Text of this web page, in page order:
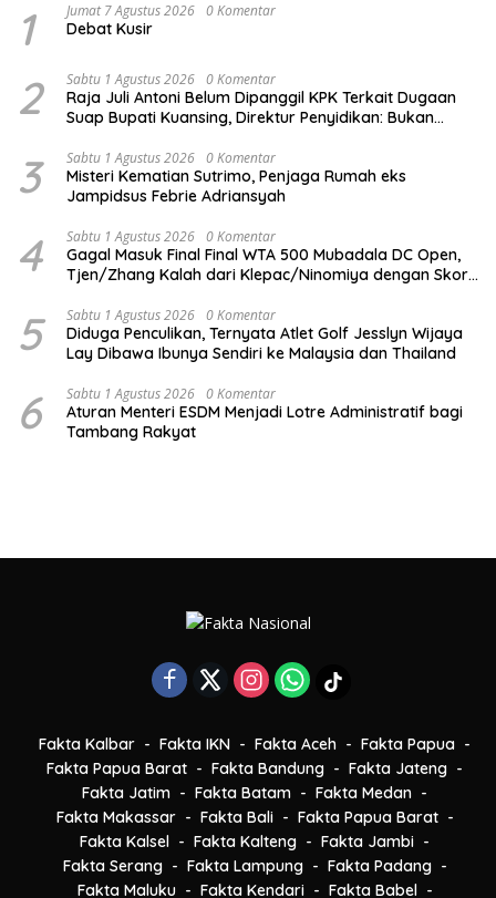
1 Jumat 7 Agustus 2026 0 Komentar
Debat Kusir
2 Sabtu 1 Agustus 2026 0 Komentar
Raja Juli Antoni Belum Dipanggil KPK Terkait Dugaan
Suap Bupati Kuansing, Direktur Penyidikan: Bukan
3 Sabtu 1 Agustus 2026 0 Komentar
Misteri Kematian Sutrimo, Penjaga Rumah eks
Jampidsus Febrie Adriansyah
4 Sabtu 1 Agustus 2026 0 Komentar
Gagal Masuk Final Final WTA 500 Mubadala DC Open,
Tjen/Zhang Kalah dari Klepac/Ninomiya dengan Skor
5 Sabtu 1 Agustus 2026 0 Komentar
Diduga Penculikan, Ternyata Atlet Golf Jesslyn Wijaya
Lay Dibawa Ibunya Sendiri ke Malaysia dan Thailand
6 Sabtu 1 Agustus 2026 0 Komentar
Aturan Menteri ESDM Menjadi Lotre Administratif bagi
Tambang Rakyat
Fakta Kalbar Fakta IKN Fakta Aceh
Fakta Papua
Fakta Papua Barat
Fakta Bandung
Fakta Jateng
Fakta Jatim
Fakta Batam
Fakta Medan
Fakta Makassar
Fakta Bali
Fakta Papua Barat
Fakta Kalsel
Fakta Kalteng
Fakta Jambi
Fakta Serang
Fakta Lampung
Fakta Padang
Fakta Maluku
Fakta Kendari Fakta Babel